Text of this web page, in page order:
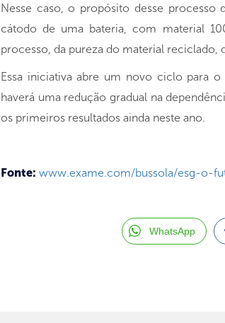
Nesse caso, o propósito desse
cátodo de uma bateria, com material
processo, da pureza do material
Essa iniciativa abre um novo ciclo para
haverá uma redução gradual na
os primeiros resultados ainda neste ano.
Fonte: www.exame.com/bussola/esg-o-
WhatsApp